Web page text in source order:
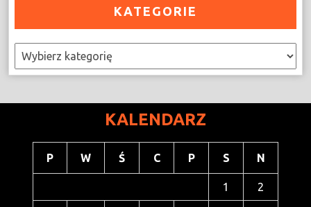
KATEGORIE
Kategorie
KALENDARZ
P W Ś C P S N
1 2